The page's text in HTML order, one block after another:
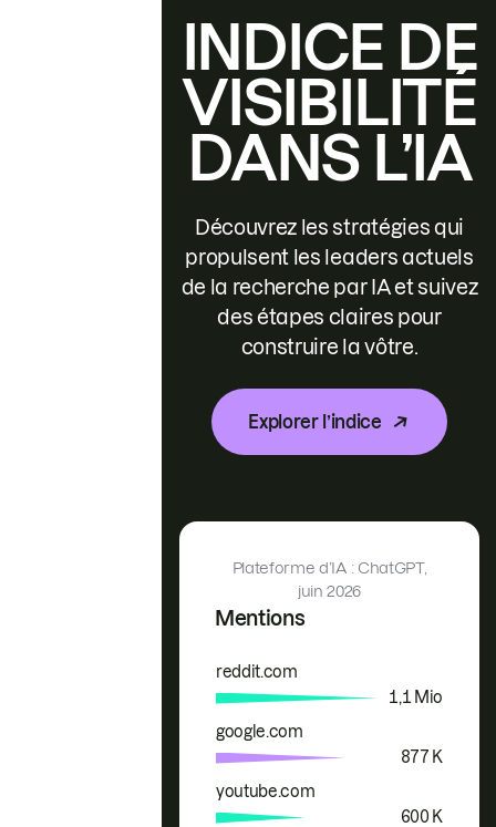
INDICE DE
VISIBILITÉ
DANS L’IA
Découvrez les stratégies qui
propulsent les leaders actuels
de la recherche par IA et suivez
des étapes claires pour
construire la vôtre.
Explorer l’indice
Mentions
Plateforme d’IA : ChatGPT,
juin 2026
Marque Mentions
reddit.com
1,1 Mio
google.com
877 K
youtube.com
600 K